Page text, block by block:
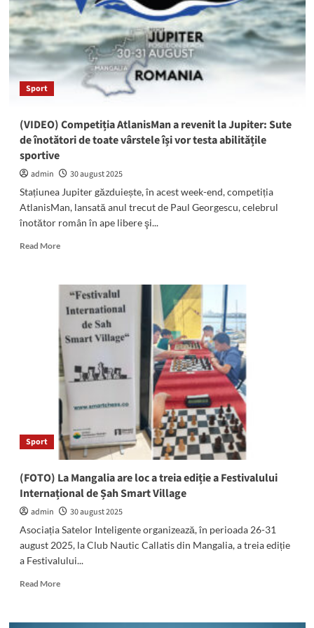
Sport
(VIDEO) Competiția AtlanisMan a revenit la Jupiter: Sute
de înotători de toate vârstele își vor testa abilitățile
sportive
admin
30 august 2025
Stațiunea Jupiter găzduiește, în acest week-end, competiția
AtlanisMan, lansată anul trecut de Paul Georgescu, celebrul
înotător român în ape libere şi...
Read MoreRead
(VIDEO)
Competiția
AtlanisMan
revenit
la
Jupiter:
Sute
înotători
toate
vârstele
își
testa
abilitățile
sportive
Sport
(FOTO) La Mangalia are loc a treia ediție a Festivalului
Internațional de Șah Smart Village
admin
30 august 2025
Asociația Satelor Inteligente organizează, în perioada 26-31
august 2025, la Club Nautic Callatis din Mangalia, a treia ediție
a Festivalului...
Read MoreRead
(FOTO)